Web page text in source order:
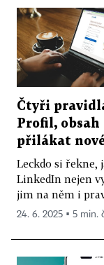
Čtyři
Profil,
přilákat
Leckdo si
LinkedIn nejen
jim na něm i
24. 6. 2025 ▪ 5 min.